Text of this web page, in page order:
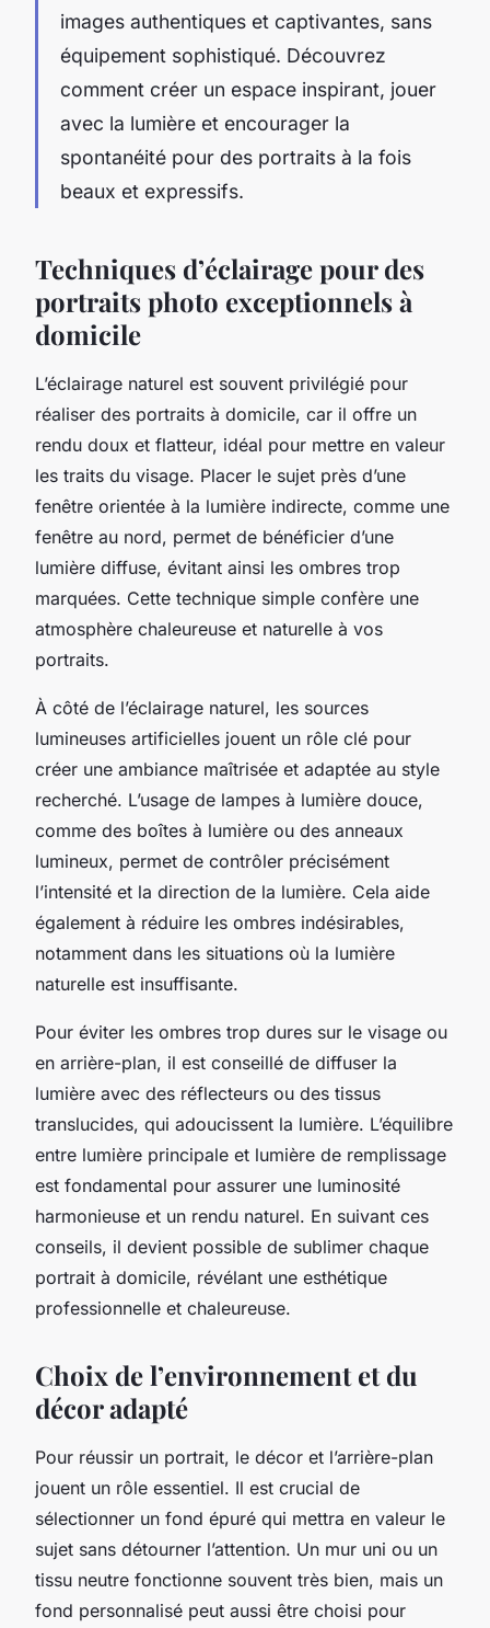
images authentiques et captivantes, sans
équipement sophistiqué. Découvrez
comment créer un espace inspirant, jouer
avec la lumière et encourager la
spontanéité pour des portraits à la fois
beaux et expressifs.
Techniques d’éclairage pour des
portraits photo exceptionnels à
domicile
L’éclairage naturel est souvent privilégié pour
réaliser des portraits à domicile, car il offre un
rendu doux et flatteur, idéal pour mettre en valeur
les traits du visage. Placer le sujet près d’une
fenêtre orientée à la lumière indirecte, comme une
fenêtre au nord, permet de bénéficier d’une
lumière diffuse, évitant ainsi les ombres trop
marquées. Cette technique simple confère une
atmosphère chaleureuse et naturelle à vos
portraits.
À côté de l’éclairage naturel, les sources
lumineuses artificielles jouent un rôle clé pour
créer une ambiance maîtrisée et adaptée au style
recherché. L’usage de lampes à lumière douce,
comme des boîtes à lumière ou des anneaux
lumineux, permet de contrôler précisément
l’intensité et la direction de la lumière. Cela aide
également à réduire les ombres indésirables,
notamment dans les situations où la lumière
naturelle est insuffisante.
Pour éviter les ombres trop dures sur le visage ou
en arrière-plan, il est conseillé de diffuser la
lumière avec des réflecteurs ou des tissus
translucides, qui adoucissent la lumière. L’équilibre
entre lumière principale et lumière de remplissage
est fondamental pour assurer une luminosité
harmonieuse et un rendu naturel. En suivant ces
conseils, il devient possible de sublimer chaque
portrait à domicile, révélant une esthétique
professionnelle et chaleureuse.
Choix de l’environnement et du
décor adapté
Pour réussir un portrait, le décor et l’arrière-plan
jouent un rôle essentiel. Il est crucial de
sélectionner un fond épuré qui mettra en valeur le
sujet sans détourner l’attention. Un mur uni ou un
tissu neutre fonctionne souvent très bien, mais un
fond personnalisé peut aussi être choisi pour